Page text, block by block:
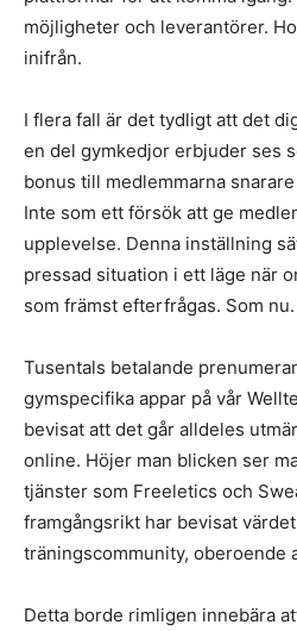
möjligheter och leverantörer.
inifrån.
I flera fall är det tydligt att det
en del gymkedjor erbjuder ses
bonus till medlemmarna
Inte som ett försök att ge
upplevelse. Denna inställning
pressad situation i ett läge när
som främst efterfrågas. Som nu.
Tusentals betalande
gymspecifika appar på vår
bevisat att det går alldeles
online. Höjer man blicken ser
tjänster som Freeletics och
framgångsrikt har bevisat
träningscommunity, oberoende
Detta borde rimligen innebära